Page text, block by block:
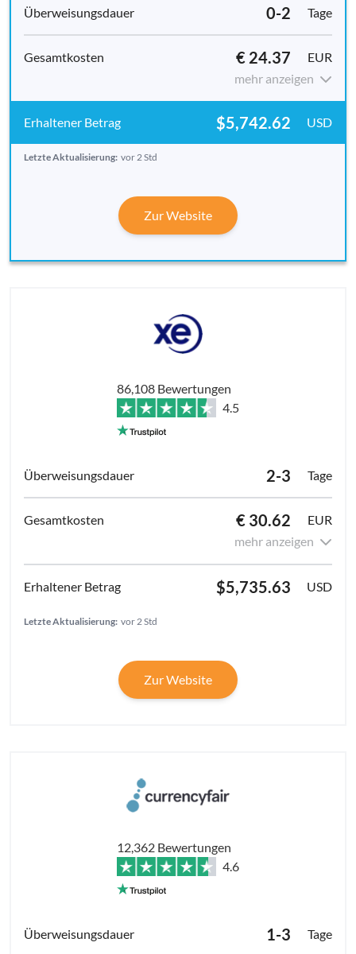
0-2 Tage
€ 24.37
EUR
mehr anzeigen
$5,742.62 USD
Letzte Aktualisierung: vor 2 Std
Zur Website
86,108 Bewertungen
4.5
2-3 Tage
€ 30.62
EUR
mehr anzeigen
$5,735.63 USD
Letzte Aktualisierung: vor 2 Std
Zur Website
12,362 Bewertungen
4.6
1-3 Tage